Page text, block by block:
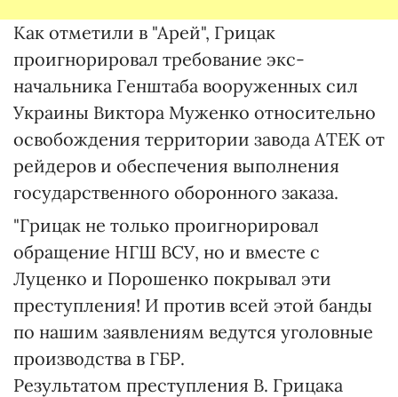
Как отметили в "Арей", Грицак
проигнорировал требование экс-
начальника Генштаба вооруженных сил
Украины Виктора Муженко относительно
освобождения территории завода АТЕК от
рейдеров и обеспечения выполнения
государственного оборонного заказа.
"Грицак не только проигнорировал
обращение НГШ ВСУ, но и вместе с
Луценко и Порошенко покрывал эти
преступления! И против всей этой банды
по нашим заявлениям ведутся уголовные
производства в ГБР.
Результатом преступления В. Грицака